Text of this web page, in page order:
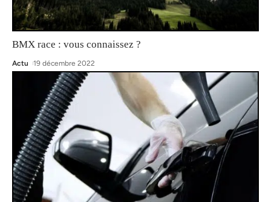
BMX race : vous connaissez ?
Actu 19 décembre 2022